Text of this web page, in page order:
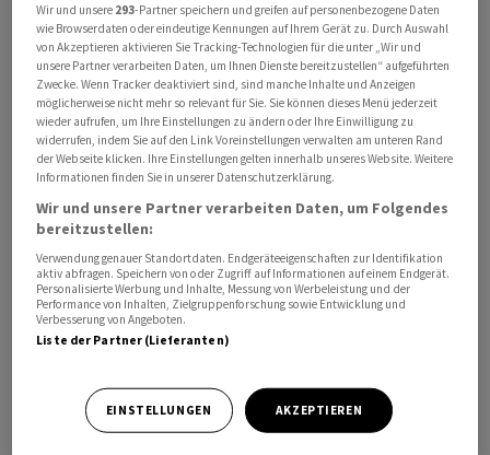
damit die Erwartungen. "Das kann zum einen daran
liegen, dass die Preise nicht mehr steigen und dadurch
die Umsätze rückläufig sind, und zum anderen an einer
gleichzeitig stattfindenden rückläufigen
Konsumneigung, weil die Konsumenten weniger Geld
zur Verfügung haben", konstatierte Marktbeobachter
Andreas Lipkow. Die Industrie produzierte im Juni
ebenfalls weniger als erwartet. Dagegen trafen
ebenfalls veröffentlichte Daten zu Lagerbeständen und
dem Häusermarkt die Schätzungen exakt.
Wir und unsere 293-Partner speichern und greifen auf personenbezogene Daten
wie Browserdaten oder eindeutige Kennungen auf Ihrem Gerät zu. Durch Auswahl
von Akzeptieren aktivieren Sie Tracking-Technologien für die unter „Wir und
unsere Partner verarbeiten Daten, um Ihnen Dienste bereitzustellen“ aufgeführten
Zwecke. Wenn Tracker deaktiviert sind, sind manche Inhalte und Anzeigen
möglicherweise nicht mehr so relevant für Sie. Sie können dieses Menü jederzeit
wieder aufrufen, um Ihre Einstellungen zu ändern oder Ihre Einwilligung zu
widerrufen, indem Sie auf den Link Voreinstellungen verwalten am unteren Rand
der Webseite klicken. Ihre Einstellungen gelten innerhalb unseres Website. Weitere
Informationen finden Sie in unserer Datenschutzerklärung.
Wir und unsere Partner verarbeiten Daten, um Folgendes
bereitzustellen:
Verwendung genauer Standortdaten. Endgeräteeigenschaften zur Identifikation
aktiv abfragen. Speichern von oder Zugriff auf Informationen auf einem Endgerät.
Personalisierte Werbung und Inhalte, Messung von Werbeleistung und der
Performance von Inhalten, Zielgruppenforschung sowie Entwicklung und
Verbesserung von Angeboten.
Liste der Partner (Lieferanten)
EINSTELLUNGEN AKZEPTIEREN